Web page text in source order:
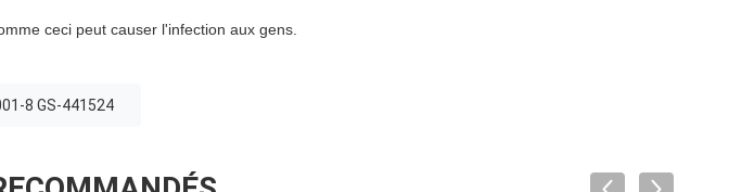
ceci peut causer l'infection aux gens.
8 GS-441524